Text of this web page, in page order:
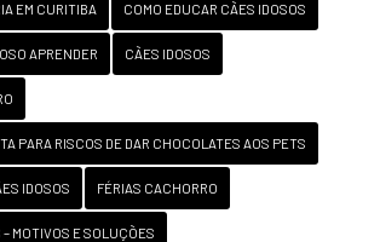
EM CURITIBA COMO EDUCAR CÃES IDOSOS
APRENDER CÃES IDOSOS
PARA RISCOS DE DAR CHOCOLATES AOS PETS
IDOSOS FÉRIAS CACHORRO
MOTIVOS E SOLUÇÕES